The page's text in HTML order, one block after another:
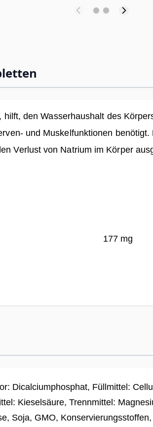
den Wasserhaushalt des
und Muskelfunktionen
Verlust von Natrium im Körper
177 mg
für eine ausgewogene und
Dicalciumphosphat, Füllmittel:
Kieselsäure, Trennmittel:
Soja, GMO,